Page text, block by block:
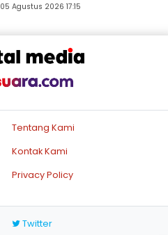
05 Agustus 2026 17:15
Tentang Kami
Kontak Kami
Privacy Policy
Twitter